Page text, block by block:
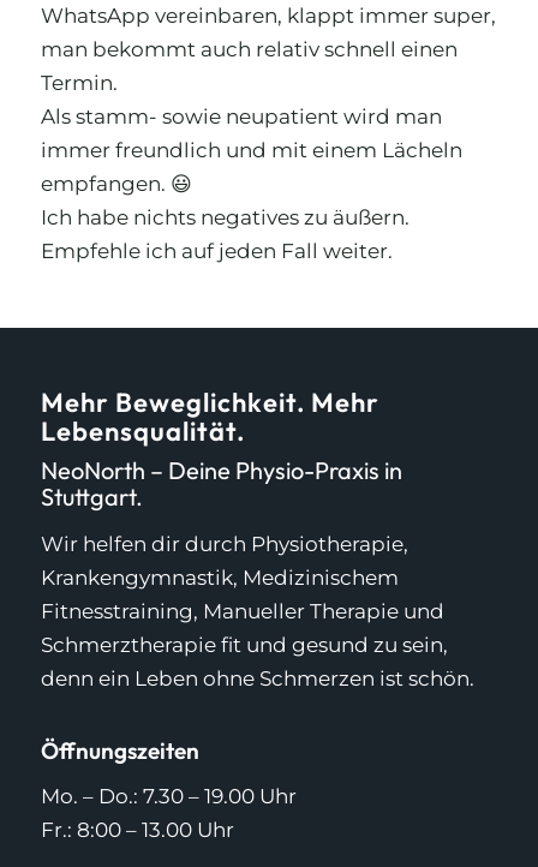
WhatsApp vereinbaren, klappt immer super,
man bekommt auch relativ schnell einen
Termin.
Als stamm- sowie neupatient wird man
immer freundlich und mit einem Lächeln
empfangen. 😃
Ich habe nichts negatives zu äußern.
Empfehle ich auf jeden Fall weiter.
Mehr Beweglichkeit. Mehr
Lebensqualität.
NeoNorth – Deine Physio-Praxis in
Stuttgart.
Wir helfen dir durch Physiotherapie,
Krankengymnastik, Medizinischem
Fitnesstraining, Manueller Therapie und
Schmerztherapie fit und gesund zu sein,
denn ein Leben ohne Schmerzen ist schön.
Öffnungszeiten
Mo. – Do.: 7.30 – 19.00 Uhr
Fr.: 8:00 – 13.00 Uhr